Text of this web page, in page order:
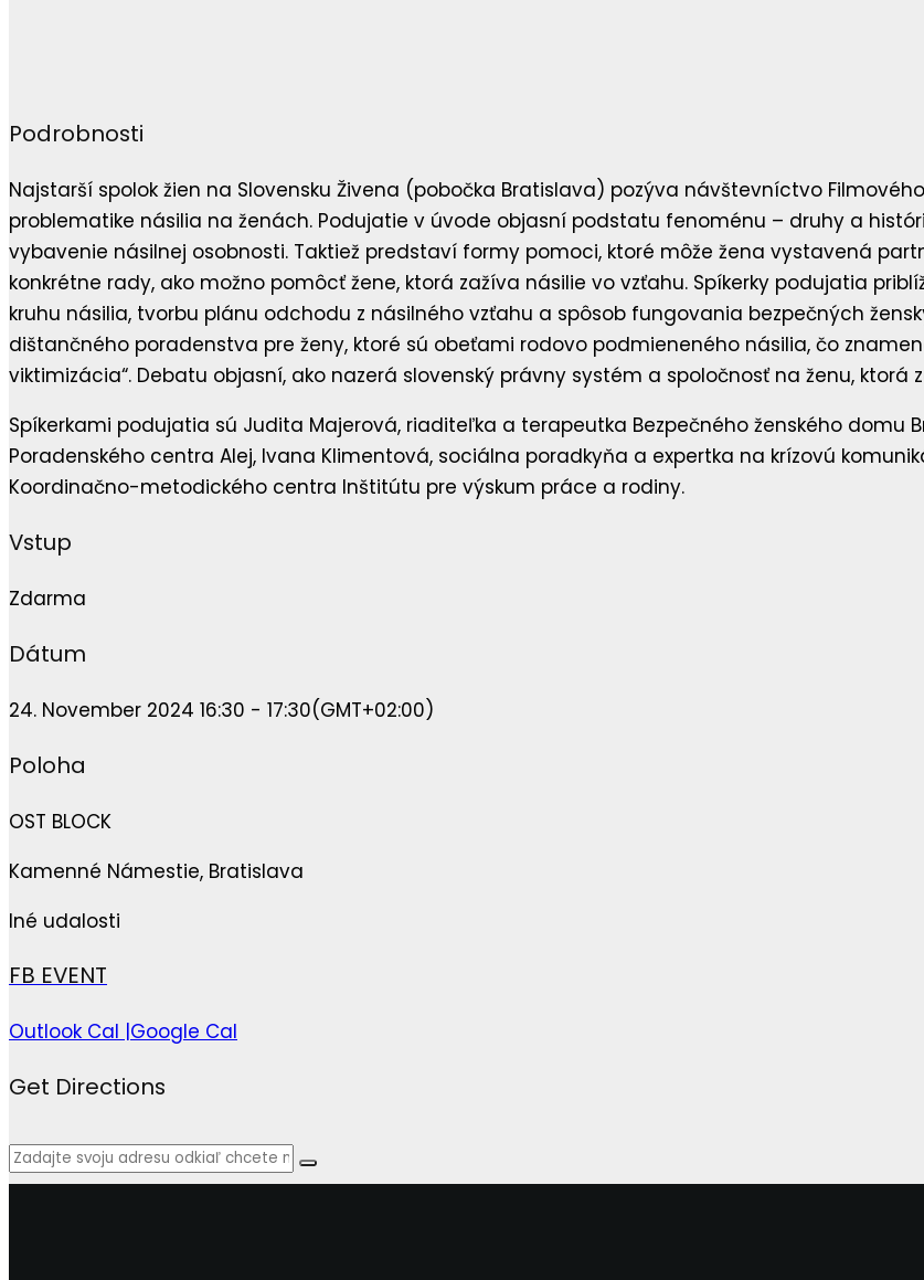
Podrobnosti
Najstarší spolok žien na Slovensku Živena (pobočka Bratislava) pozýva návštevníctvo
problematike násilia na ženách. Podujatie v úvode objasní podstatu fenoménu – druhy a
vybavenie násilnej osobnosti. Taktiež predstaví formy pomoci, ktoré môže žena vystavená
konkrétne rady, ako možno pomôcť žene, ktorá zažíva násilie vo vzťahu. Spíkerky podujatia
kruhu násilia, tvorbu plánu odchodu z násilného vzťahu a spôsob fungovania bezpečných
dištančného poradenstva pre ženy, ktoré sú obeťami rodovo podmieneného násilia, čo
viktimizácia“. Debatu objasní, ako nazerá slovenský právny systém a spoločnosť na ženu, ktorá
Spíkerkami podujatia sú Judita Majerová, riaditeľka a terapeutka Bezpečného ženského domu
Poradenského centra Alej, Ivana Klimentová, sociálna poradkyňa a expertka na krízovú
Koordinačno-metodického centra Inštitútu pre výskum práce a rodiny.
Vstup
Zdarma
Dátum
24. November 2024 16:30 - 17:30(GMT+02:00)
Poloha
OST BLOCK
Kamenné Námestie, Bratislava
Iné udalosti
FB EVENT
Outlook Cal |Google Cal
Get Directions